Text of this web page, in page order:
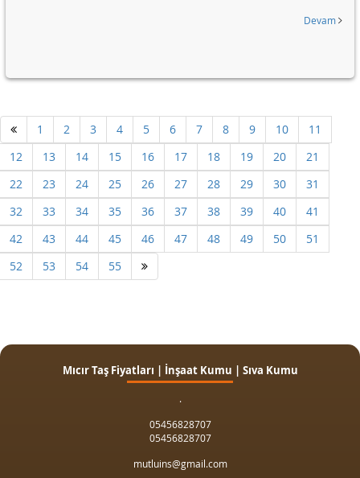
Devam
1 2 3 4 5 6 7 8 9 10
11
12
13 14 15 16 17 18 19 20
21
22
23 24 25 26 27 28 29 30
31
32
33 34 35 36 37 38 39 40
41
42
43 44 45 46 47 48 49 50
51
52
53 54 55
Mıcır Taş Fiyatları | İnşaat Kumu | Sıva Kumu
.
05456828707
05456828707
mutluins@gmail.com